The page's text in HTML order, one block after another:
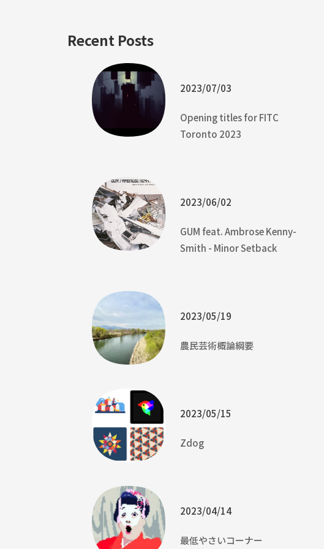
Recent Posts
2023/07/03
Opening titles for FITC
Toronto 2023
2023/06/02
GUM feat. Ambrose Kenny-
Smith - Minor Setback
2023/05/19
農民芸術概論綱要
2023/05/15
Zdog
2023/04/14
最低やさいコーナー